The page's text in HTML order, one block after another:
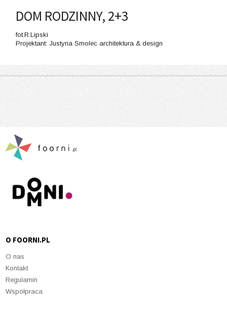
DOM RODZINNY, 2+3
fot.R.Lipski
Projektant: Justyna Smolec architektura & design
O FOORNI.PL
O nas
Kontakt
Regulamin
Współpraca